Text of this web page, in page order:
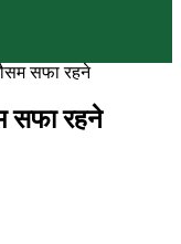
सफा रहने
सफा रहने